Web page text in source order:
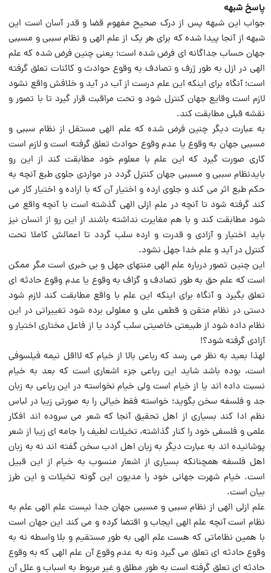
پاسخ شبهه
جواب این شبهه پس از درک صحیح مفهوم قضا و قدر آسان است این
شبهه از آنجا پیدا شده که براى هر یک از علم الهى و نظام سببى و مسببى
جهان حساب جداگانه اى فرض شده است؛ یعنى چنین فرض شده که علم
الهى در ازل به طور ژرف و تصادف به وقوع حوادث و کائنات تعلق گرفته
است؛ آنگاه براى اینکه این علم درست از آب در آید و خلافش واقع نشود
لازم است وقایع جهان کنترل شود و تحت مراقبت قرار گیرد تا با تصور و
نقشه قبلى مطابقت کند.
به عبارت دیگر چنین فرض شده که علم الهى مستقل از نظام سببى و
مسببى جهان به وقوع یا عدم وقوع حوادث تعلق گرفته است و لازم است
کارى صورت گیرد که این علم با معلوم خود مطابقت کند از این رو
بایدنظام سببى و مسببى جهان کنترل گردد در مواردى جلوى طبع آنچه به
حکم طبع اثر می کند و جلوى ارده و اختیار آن که با اراده و اختیار کار می
کند گرفته شود تا آنچه در علم ازلى الهى گذشته است با آنچه واقع می
شود مطابقت کند و با هم مغایرت نداشته باشند از این رو از انسان نیز
باید اختیار و آزادى و قدرت و ارده سلب گردد تا اعمالش کاملا تحت
کنترل در آید و علم خدا جهل نشود.
این چنین تصور درباره علم الهى منتهاى جهل و بی خبرى است مگر ممکن
است که علم حق به طور تصادف و گزاف به وقوع یا عدم وقوع حادثه اى
تعلق بگیرد و آنگاه براى اینکه این علم با واقع مطابقت کند لازم شود
دستى در نظام متقن و قطعى على و معلولى برده شود تغییراتى در این
نظام داده شود از طبیعتى خاصیتى سلب گردد یا از فاعل مختارى اختیار و
آزادى گرفته شود؟!
لهذا بعید به نظر می رسد که رباعى بالا از خیام که لااقل نیمه فیلسوفى
است، بوده باشد شاید این رباعى جزء اشعارى است که بعد به خیام
نسبت داده اند یا از خیام است ولى خیام نخواسته در این رباعى به زبان
جد و فلسفه سخن بگوید؛ خواسته فقط خیالى را به صورتى زیبا در لباس
نظم ادا کند بسیارى از اهل تحقیق آنجا که شعر می سروده اند افکار
علمى و فلسفى خود را کنار گذاشته، تخیلات لطیف را جامه اى زیبا از شعر
پوشانیده اند به عبارت دیگر به زبان اهل ادب سخن گفته اند نه به زبان
اهل فلسفه همچنانکه بسیارى از اشعار منسوب به خیام از این قبیل
است. خیام شهرت جهانى خود را مدیون این گونه تخیلات و این طرز
بیان است.
علم ازلى الهى از نظام سببى و مسببى جهان جدا نیست علم الهى علم به
نظام است آنچه علم الهى ایجاب و اقتضا کرده و می کند این جهان است
با همین نظاماتى که هست علم الهى به طور مستقیم و بلا واسطه نه به
وقوع حادثه اى تعلق می گیرد ونه به عدم وقوع آن علم الهى که به وقوع
حادثه اى تعلق گرفته است به طور مطلق و غیر مربوط به اسباب و علل آن